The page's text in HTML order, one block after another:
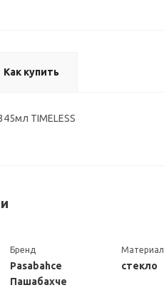
Как купить
TIMELESS
Бренд
Pasabahce
Пашабахче
Материал
стекло